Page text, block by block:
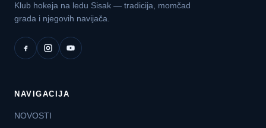
Klub hokeja na ledu Sisak — tradicija, momčad
grada i njegovih navijača.
NAVIGACIJA
NOVOSTI